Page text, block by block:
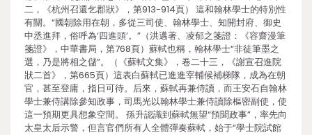
二，《杭州召還乞郡狀》，第913-914頁） 這和翰林學士的特別性
有關。“國朝除用在朝，多從三司使、翰林學士、知開封府、御史
中丞進拜，俗呼為‘四進頭’。”（洪邁著、凌郁之箋證：《容齋漫筆
箋證》，中華書局，第768頁）蘇軾也稱，翰林學士“非徒筆墨之
選，乃是將相之儲”。（《蘇軾文集》，卷二十三，《謝宣召進院
狀二首》，第665頁）這表白蘇軾已進進宰輔候補梯隊，成為在朝
官，甚至登庸，指日可待。后來，蘇軾再兼侍讀，而王安石自翰林
學士兼侍講除參知政事，司馬光以翰林學士兼侍讀除樞密副使，使
這一預期更具想象空間。 孫升認識到蘇軾無望“預聞政事”，率先向
太皇太后示警，但言官們所有人全體彈奏蘇軾，始于“學士院試館